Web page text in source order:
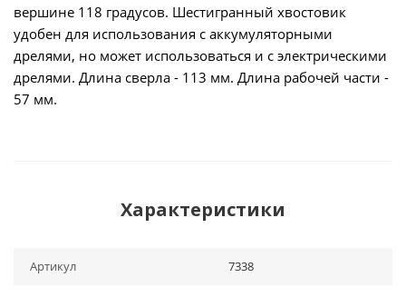
вершине 118 градусов. Шестигранный хвостовик
удобен для использования с аккумуляторными
дрелями, но может использоваться и с электрическими
дрелями. Длина сверла - 113 мм. Длина рабочей части -
57 мм.
Характеристики
Артикул 7338